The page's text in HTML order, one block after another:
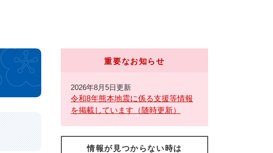
重要なお知らせ
2026年8月5日更新
令和8年熊本地震に係る支援等情報
を掲載しています（随時更新）
情報が見つからない時は